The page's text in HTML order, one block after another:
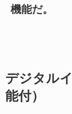
機能だ。
デジタル
能付）